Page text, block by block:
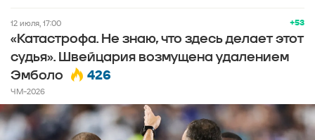
+53
12 июля, 17:00
«Катастрофа. Не знаю, что здесь делает этот
судья». Швейцария возмущена удалением
Эмболо
426
ЧМ-2026